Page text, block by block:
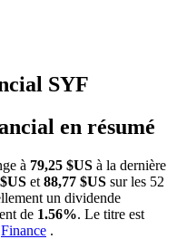
SYF
en résumé
à 79,25 $US à la dernière
et 88,77 $US sur les 52
un dividende
de 1.56%. Le titre est
Finance .